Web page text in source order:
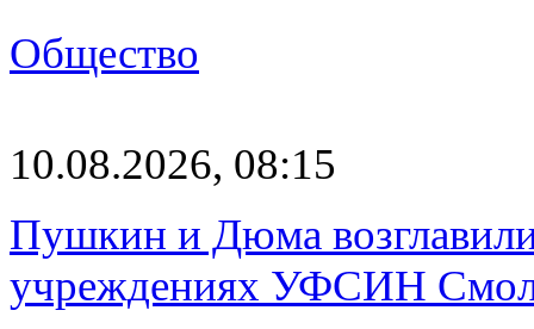
Общество
10.08.2026, 08:15
Пушкин и Дюма
учреждениях УФСИН